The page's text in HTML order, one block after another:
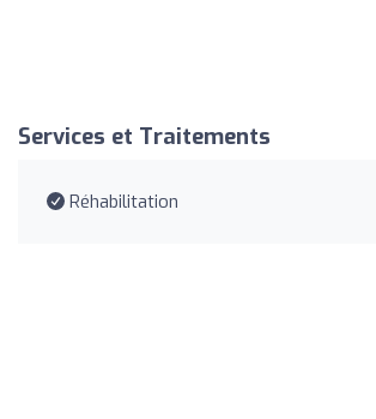
Services et Traitements
Réhabilitation